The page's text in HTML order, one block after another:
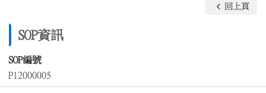
SOP資訊
keyboard_arrow_left 回上頁
SOP編號
P12000005